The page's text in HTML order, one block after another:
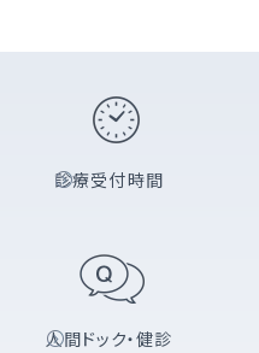
診療受付時間
人間ドック・健診